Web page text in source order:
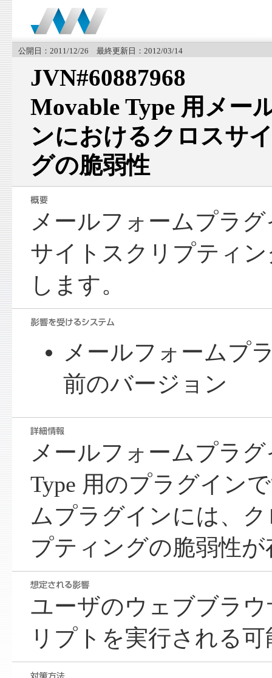
公開日：2011/12/26 最終更新日：2012/03/14
JVN#60887968
Movable Type 用メー
ンにおけるクロスサ
グの脆弱性
メールフォームプラ
サイトスクリプティ
します。
メールフォームプ
前のバージョン
メールフォームプラ
Type 用のプラグイン
ムプラグインには、
プティングの脆弱性
ユーザのウェブブラ
リプトを実行される